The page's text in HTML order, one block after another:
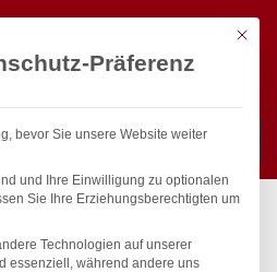
Suchen
Geräte für Profis
ø100x(H)20mm
Mit
Präferenz
bevor Sie unsere Website weiter
und Ihre Einwilligung zu optionalen
Sie Ihre Erziehungsberechtigten um
Technologien auf unserer
essenziell, während andere uns